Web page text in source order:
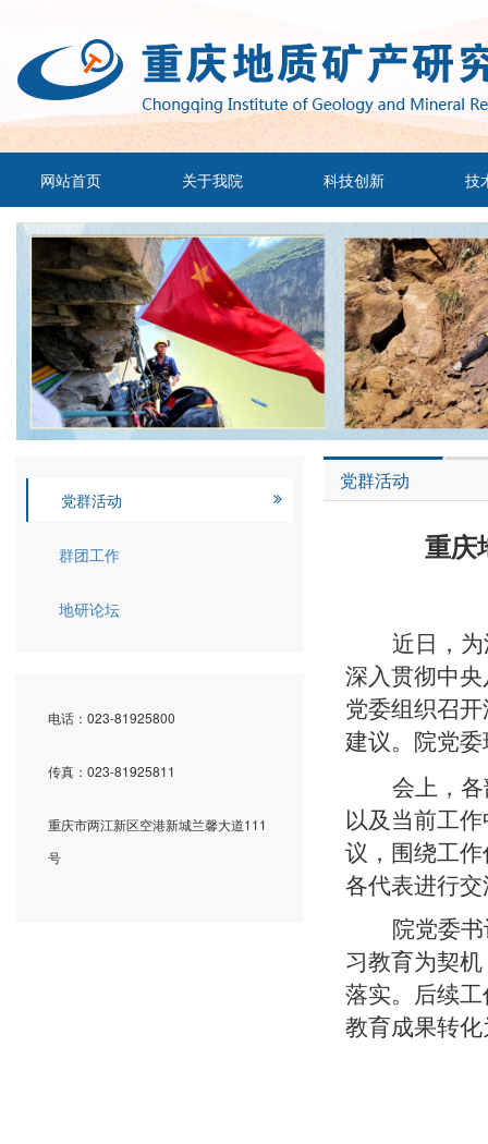
网站首页 关于我院 科技创新 技
党群活动
群团工作
地研论坛
电话：023-81925800
传真：023-81925811
重庆市两江新区空港新城兰馨大道111
号
党群活动
重庆
近日，
深入贯彻中
党委组织召
建议。院党
会上，
以及当前工
议，围绕工
各代表进行
院党委
习教育为契
落实。后续
教育成果转